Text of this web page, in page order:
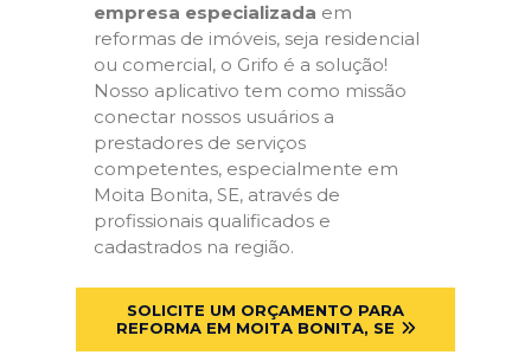
empresa especializada em
reformas de imóveis, seja residencial
ou comercial, o Grifo é a solução!
Nosso aplicativo tem como missão
conectar nossos usuários a
prestadores de serviços
competentes, especialmente em
Moita Bonita, SE, através de
profissionais qualificados e
cadastrados na região.
SOLICITE UM ORÇAMENTO PARA
REFORMA EM MOITA BONITA, SE